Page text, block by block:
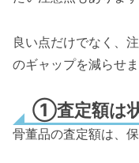
良い点だけでなく、
のギャップを減らせま
①査定額は
骨董品の査定額は、